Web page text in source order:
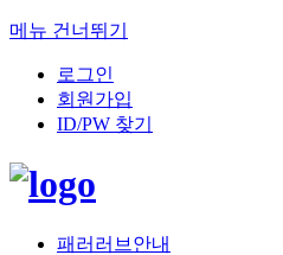
메뉴 건너뛰기
로그인
회원가입
ID/PW 찾기
패러러브안내